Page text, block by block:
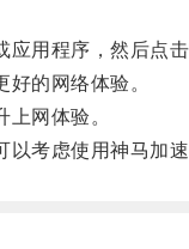
程序，然后点击“
的网络体验。
网体验。
虑使用神马加速